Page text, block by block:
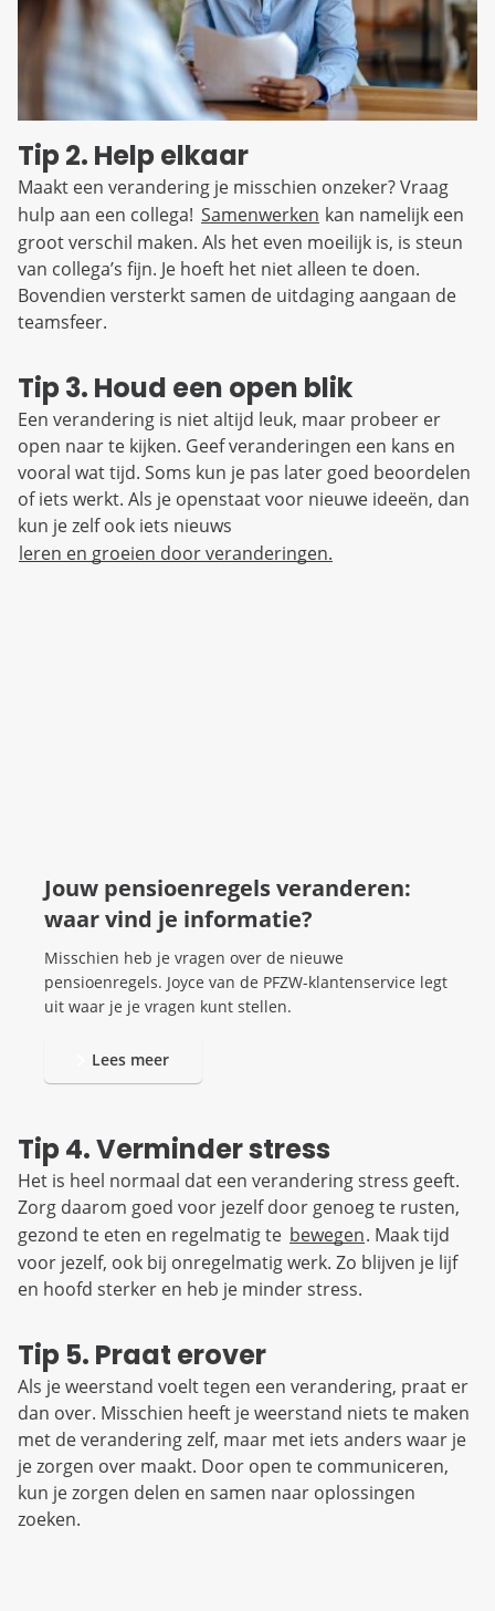
Tip 2. Help elkaar
Maakt een verandering je misschien onzeker? Vraag
hulp aan een collega! Samenwerken kan namelijk een
groot verschil maken. Als het even moeilijk is, is steun
van collega’s fijn. Je hoeft het niet alleen te doen.
Bovendien versterkt samen de uitdaging aangaan de
teamsfeer.
Tip 3. Houd een open blik
Een verandering is niet altijd leuk, maar probeer er
open naar te kijken. Geef veranderingen een kans en
vooral wat tijd. Soms kun je pas later goed beoordelen
of iets werkt. Als je openstaat voor nieuwe ideeën, dan
kun je zelf ook iets nieuws
leren en groeien door veranderingen.
Jouw pensioenregels veranderen:
waar vind je informatie?
Misschien heb je vragen over de nieuwe
pensioenregels. Joyce van de PFZW-klantenservice legt
uit waar je je vragen kunt stellen.
Lees meer
Tip 4. Verminder stress
Het is heel normaal dat een verandering stress geeft.
Zorg daarom goed voor jezelf door genoeg te rusten,
gezond te eten en regelmatig te bewegen. Maak tijd
voor jezelf, ook bij onregelmatig werk. Zo blijven je lijf
en hoofd sterker en heb je minder stress.
Tip 5. Praat erover
Als je weerstand voelt tegen een verandering, praat er
dan over. Misschien heeft je weerstand niets te maken
met de verandering zelf, maar met iets anders waar je
je zorgen over maakt. Door open te communiceren,
kun je zorgen delen en samen naar oplossingen
zoeken.